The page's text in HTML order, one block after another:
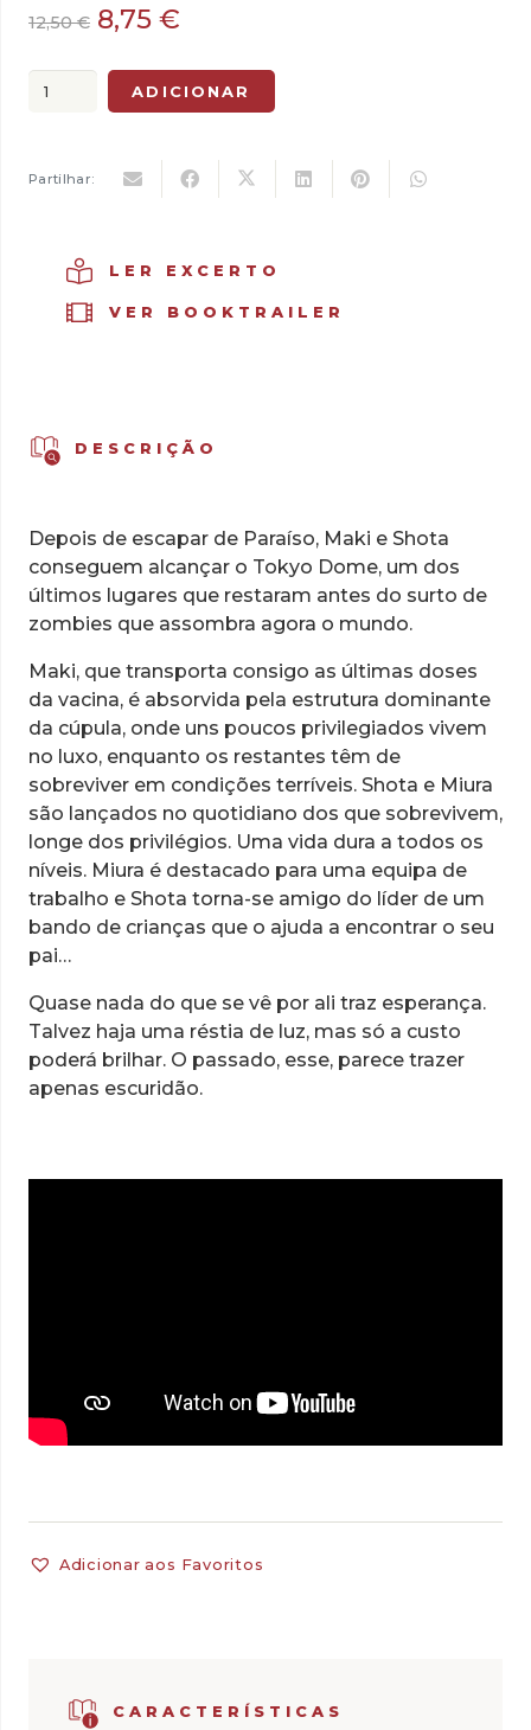
12,50€ O
original
era:
8,75 €
atual
é:
Quantidade
Than
ADICIONAR
Partilhar:
LER EXCERTO
VER BOOKTRAILER
CARACTERÍSTICAS
DESCRIÇÃO
Depois de escapar de Paraíso, Maki e Shota
conseguem alcançar o Tokyo Dome, um dos
últimos lugares que restaram antes do surto de
zombies que assombra agora o mundo.
Maki, que transporta consigo as últimas doses
da vacina, é absorvida pela estrutura dominante
da cúpula, onde uns poucos privilegiados vivem
no luxo, enquanto os restantes têm de
sobreviver em condições terríveis. Shota e Miura
são lançados no quotidiano dos que sobrevivem,
longe dos privilégios. Uma vida dura a todos os
níveis. Miura é destacado para uma equipa de
trabalho e Shota torna-se amigo do líder de um
bando de crianças que o ajuda a encontrar o seu
pai…
Quase nada do que se vê por ali traz esperança.
Talvez haja uma réstia de luz, mas só a custo
poderá brilhar. O passado, esse, parece trazer
apenas escuridão.
Adicionar aos Favoritos